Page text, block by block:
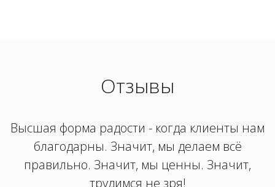
Отзывы
Высшая форма радости - когда клиенты нам
благодарны. Значит, мы делаем всё
правильно. Значит, мы ценны. Значит,
трудимся не зря!